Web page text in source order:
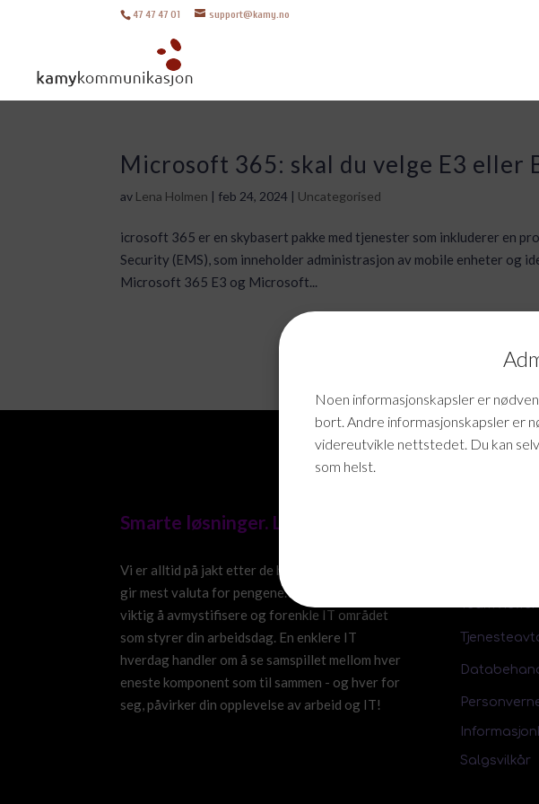
Noen informasjonskapsler er
bort. Andre informasjonskapsler er
videreutvikle nettstedet. Du kan selv
som helst.
47 47 47 01 support@kamy.no
Microsoft 365: skal du velge E3 eller
av Lena Holmen | feb 24, 2024 | Uncategorised
icrosoft 365 er en skybasert pakke med tjenester som inkluderer en
Security (EMS), som inneholder administrasjon av mobile enheter
Microsoft 365 E3 og Microsoft...
Smarte løsninger. Levert!
Vi er alltid på jakt etter de beste løsningene som
gir mest valuta for pengene. Vi synes det er
viktig å avmystifisere og forenkle IT området
som styrer din arbeidsdag. En enklere IT
hverdag handler om å se samspillet mellom hver
eneste komponent som til sammen - og hver for
seg, påvirker din opplevelse av arbeid og IT!
Salgsvilkår